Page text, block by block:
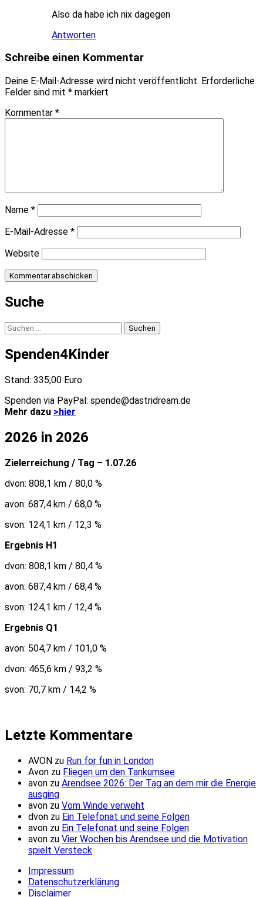
Also da habe ich nix dagegen
Antworten
Schreibe einen Kommentar
Deine E-Mail-Adresse wird nicht veröffentlicht. Erforderliche
Felder sind mit * markiert
Kommentar *
Name *
E-Mail-Adresse *
Website
Suche
Suchen
nach:
Spenden4Kinder
Stand: 335,00 Euro
Spenden via PayPal: spende@dastridream.de
Mehr dazu >hier
2026 in 2026
Zielerreichung / Tag – 1.07.26
dvon: 808,1 km / 80,0 %
avon: 687,4 km / 68,0 %
svon: 124,1 km / 12,3 %
Ergebnis H1
dvon: 808,1 km / 80,4 %
avon: 687,4 km / 68,4 %
svon: 124,1 km / 12,4 %
Ergebnis Q1
avon: 504,7 km / 101,0 %
dvon: 465,6 km / 93,2 %
svon: 70,7 km / 14,2 %
Letzte Kommentare
AVON zu Run for fun in London
Avon zu Fliegen um den Tankumsee
avon zu Arendsee 2026: Der Tag an dem mir die Energie
ausging
avon zu Vom Winde verweht
dvon zu Ein Telefonat und seine Folgen
avon zu Ein Telefonat und seine Folgen
avon zu Vier Wochen bis Arendsee und die Motivation
spielt Versteck
Impressum
Datenschutzerklärung
Disclaimer